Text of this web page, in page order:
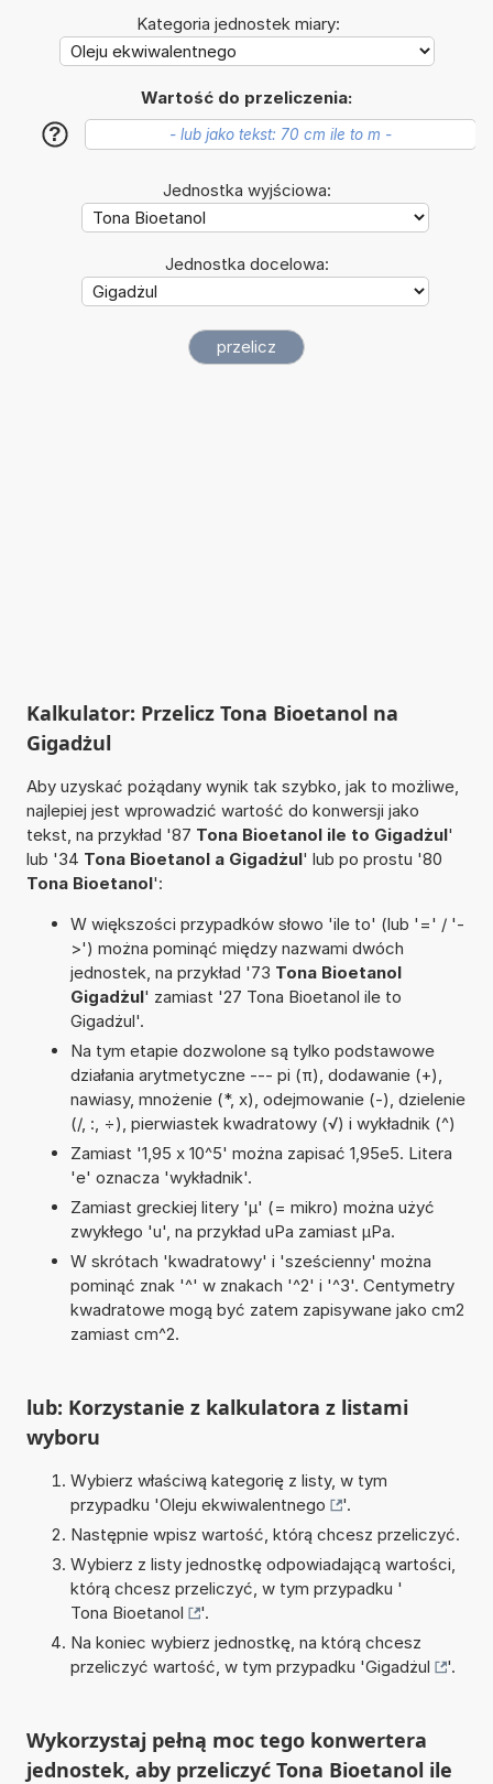
Kategoria jednostek miary:
Wartość do przeliczenia:
?
Jednostka wyjściowa:
Jednostka docelowa:
Kalkulator: Przelicz Tona Bioetanol na
Gigadżul
Aby uzyskać pożądany wynik tak szybko, jak to możliwe,
najlepiej jest wprowadzić wartość do konwersji jako
tekst, na przykład '87 Tona Bioetanol ile to Gigadżul'
lub '34 Tona Bioetanol a Gigadżul' lub po prostu '80
Tona Bioetanol':
W większości przypadków słowo 'ile to' (lub '=' / '-
>') można pominąć między nazwami dwóch
jednostek, na przykład '73 Tona Bioetanol
Gigadżul' zamiast '27 Tona Bioetanol ile to
Gigadżul'.
Na tym etapie dozwolone są tylko podstawowe
działania arytmetyczne --- pi (π), dodawanie (+),
nawiasy, mnożenie (*, x), odejmowanie (-), dzielenie
(/, :, ÷), pierwiastek kwadratowy (√) i wykładnik (^)
Zamiast '1,95 x 10^5' można zapisać 1,95e5. Litera
'e' oznacza 'wykładnik'.
Zamiast greckiej litery 'µ' (= mikro) można użyć
zwykłego 'u', na przykład uPa zamiast µPa.
W skrótach 'kwadratowy' i 'sześcienny' można
pominąć znak '^' w znakach '^2' i '^3'. Centymetry
kwadratowe mogą być zatem zapisywane jako cm2
zamiast cm^2.
lub: Korzystanie z kalkulatora z listami
wyboru
Wybierz właściwą kategorię z listy, w tym
przypadku 'Oleju ekwiwalentnego
'.
Następnie wpisz wartość, którą chcesz przeliczyć.
Wybierz z listy jednostkę odpowiadającą wartości,
którą chcesz przeliczyć, w tym przypadku '
Tona Bioetanol
'.
Na koniec wybierz jednostkę, na którą chcesz
przeliczyć wartość, w tym przypadku 'Gigadżul '.
Wykorzystaj pełną moc tego konwertera
jednostek, aby przeliczyć Tona Bioetanol ile